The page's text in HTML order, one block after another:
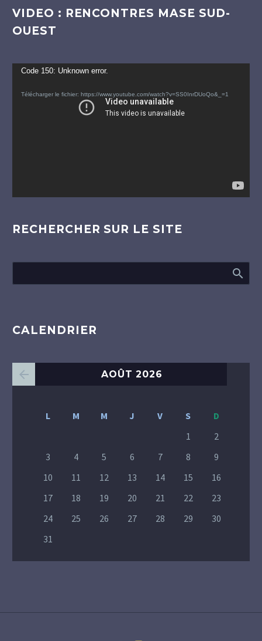
VIDEO : RENCONTRES MASE SUD-
OUEST
Lecteur
Code 150: Unknown error.
Télécharger le fichier: https://www.youtube.com/watch?v=SS0InrDUoQo&_=1
RECHERCHER SUR LE SITE
CALENDRIER
AOÛT 2026
L M M J V S
D
1
2
3
4 5 6 7 8
9
10
11 12 13 14 15
16
17
18 19 20 21 22
23
24
25 26 27 28 29
30
31